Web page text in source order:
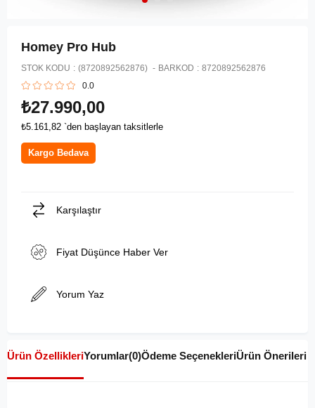
Homey Pro Hub
STOK KODU (8720892562876) BARKOD : 8720892562876
0.0
₺27.990,00
₺5.161,82 `den başlayan taksitlerle
Kargo Bedava
Karşılaştır
Fiyat Düşünce Haber Ver
Yorum Yaz
Ürün ÖzellikleriYorumlar(0)Ödeme SeçenekleriÜrün Önerileri